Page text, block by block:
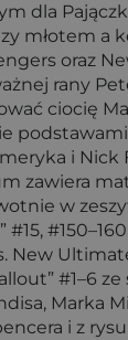
dla
młotem a
oraz
rany
ciocię
i Nick
zawiera
w
New
#1–6
Marka
i z